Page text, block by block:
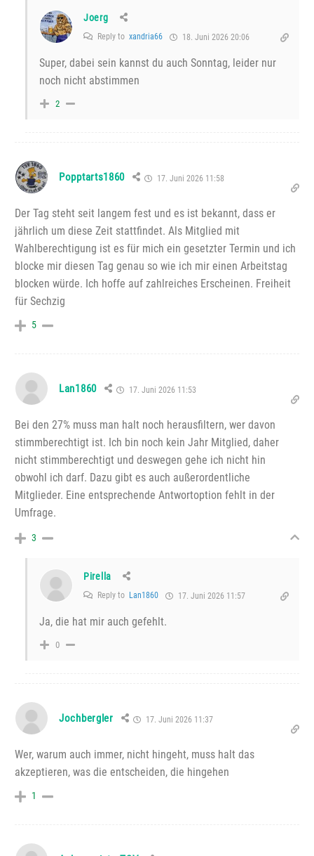
Joerg
Reply to xandria66 18. Juni 2026 20:06
Super, dabei sein kannst du auch Sonntag, leider nur
noch nicht abstimmen
2
Popptarts1860 17. Juni 2026 11:58
Der Tag steht seit langem fest und es ist bekannt, dass er
jährlich um diese Zeit stattfindet. Als Mitglied mit
Wahlberechtigung ist es für mich ein gesetzter Termin und ich
blocke mir diesen Tag genau so wie ich mir einen Arbeitstag
blocken würde. Ich hoffe auf zahlreiches Erscheinen. Freiheit
für Sechzig
5
Lan1860 17. Juni 2026 11:53
Bei den 27% muss man halt noch herausfiltern, wer davon
stimmberechtigt ist. Ich bin noch kein Jahr Mitglied, daher
nicht stimmberechtigt und deswegen gehe ich nicht hin
obwohl ich darf. Dazu gibt es auch außerordentliche
Mitglieder. Eine entsprechende Antwortoption fehlt in der
Umfrage.
3
Pirella
Reply to Lan1860 17. Juni 2026 11:57
Ja, die hat mir auch gefehlt.
0
Jochbergler 17. Juni 2026 11:37
Wer, warum auch immer, nicht hingeht, muss halt das
akzeptieren, was die entscheiden, die hingehen
1